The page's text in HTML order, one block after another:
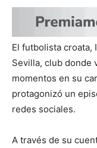
El futbolista croata,
Sevilla, club donde
momentos en su
protagonizó un
redes sociales.
A través de su